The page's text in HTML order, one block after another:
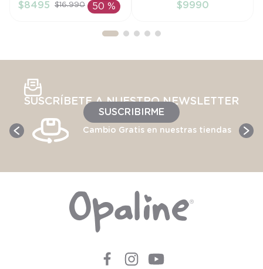
AÑADIR AL
$8495 $16.990 50 % $9990
SUSCRÍBETE A NUESTRO NEWSLETTER
SUSCRIBIRME
Cambio Gratis en nuestras tiendas